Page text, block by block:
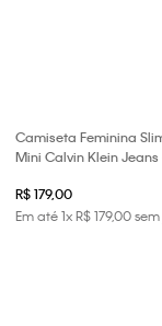
Camiseta Feminina
Mini Calvin Klein Jeans
R$ 179,00
Em até1xR$179,00sem